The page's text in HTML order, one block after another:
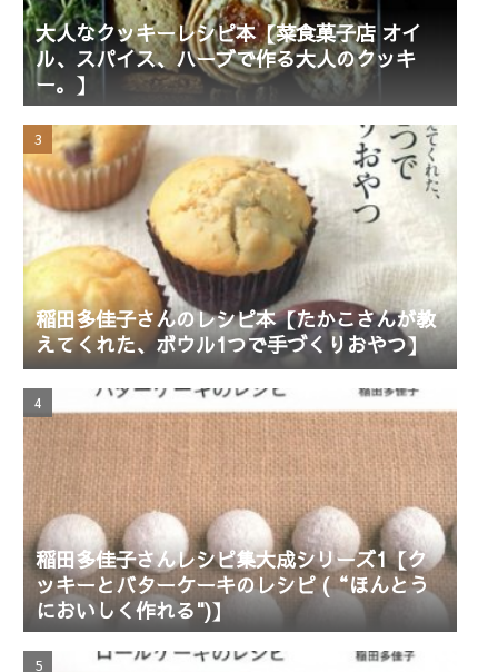
大人なクッキーレシピ本【菜食菓子店 オイ
ル、スパイス、ハーブで作る大人のクッキ
ー。】
稲田多佳子さんのレシピ本【たかこさんが教
えてくれた、ボウル1つで手づくりおやつ】
稲田多佳子さんレシピ集大成シリーズ1【ク
ッキーとバターケーキのレシピ (“ほんとう
においしく作れる")】